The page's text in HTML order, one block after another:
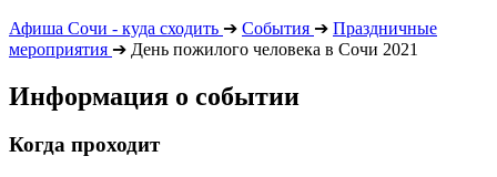
Афиша Сочи - куда сходить ➔ События ➔ Праздничные
мероприятия ➔ День пожилого человека в Сочи 2021
Информация о событии
Когда проходит